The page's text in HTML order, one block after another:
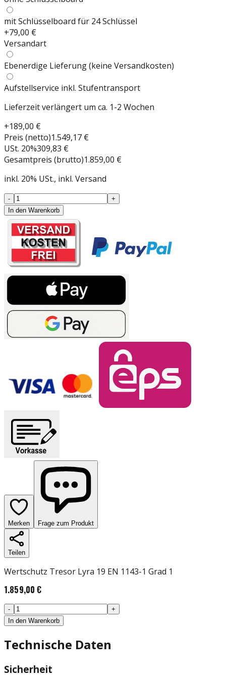
mit Schlüsselboard für 24 Schlüssel
+79,00 €
Versandart
Ebenerdige Lieferung (keine Versandkosten)
Aufstellservice inkl. Stufentransport
Lieferzeit verlängert um ca. 1-2 Wochen
+189,00 €
Preis (netto)1.549,17 €
USt. 20%309,83 €
Gesamtpreis (brutto)1.859,00 €
inkl. 20% USt., inkl. Versand
-
+
In den Warenkorb
Merken Frage zum Produkt
Teilen
Wertschutz Tresor Lyra 19 EN 1143-1 Grad 1
1.859,00 €
-
+
In den Warenkorb
Technische Daten
Sicherheit